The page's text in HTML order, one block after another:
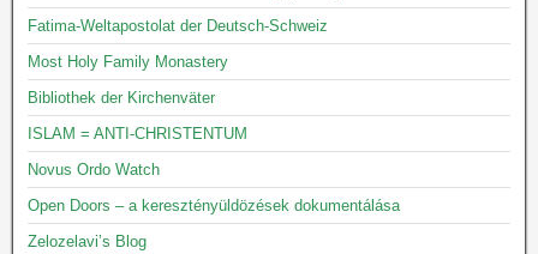
Fatima-Weltapostolat der Deutsch-Schweiz
Most Holy Family Monastery
Bibliothek der Kirchenväter
ISLAM = ANTI-CHRISTENTUM
Novus Ordo Watch
Open Doors – a keresztényüldözések dokumentálása
Zelozelavi’s Blog